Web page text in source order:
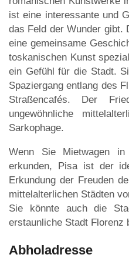
ist eine interessante und
das Feld der Wunder gibt.
eine gemeinsame
toskanischen Kunst
ein Gefühl für die Stadt.
Spaziergang entlang des
Straßencafés. Der
ungewöhnliche
Sarkophage.
Wenn Sie Mietwagen
erkunden, Pisa ist der
Erkundung der Freuden
mittelalterlichen Städten
Sie könnte auch die
erstaunliche Stadt Florenz
Abholadresse